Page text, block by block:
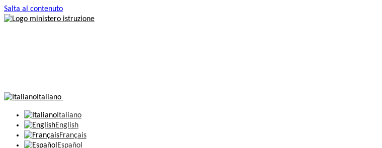
Salta al contenuto
Italiano
Italiano
English
Français
Español